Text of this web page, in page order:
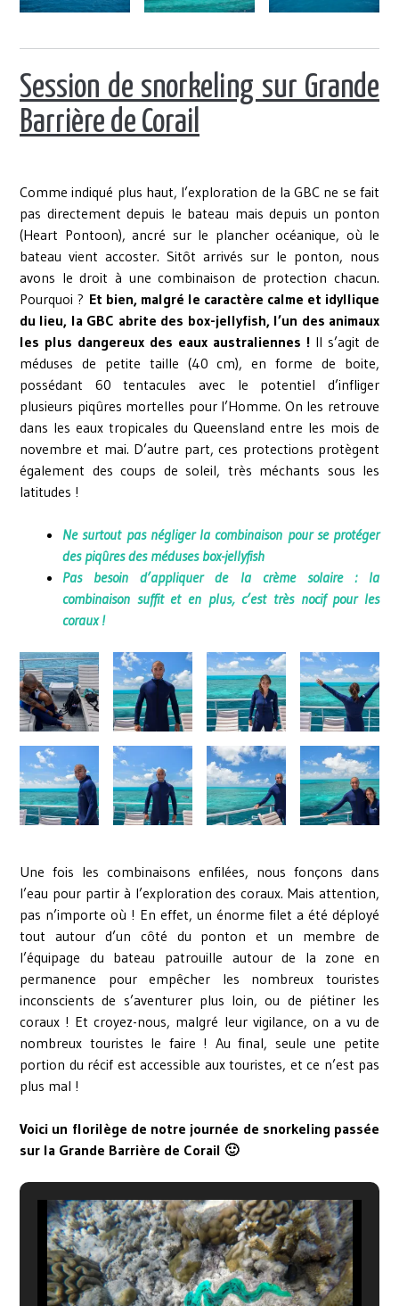
Session de snorkeling sur Grande
Barrière de Corail
Comme indiqué plus haut, l’exploration de la GBC ne se fait
pas directement depuis le bateau mais depuis un ponton
(Heart Pontoon), ancré sur le plancher océanique, où le
bateau vient accoster. Sitôt arrivés sur le ponton, nous
avons le droit à une combinaison de protection chacun.
Pourquoi ? Et bien, malgré le caractère calme et idyllique
du lieu, la GBC abrite des box-jellyfish, l’un des animaux
les plus dangereux des eaux australiennes ! Il s’agit de
méduses de petite taille (40 cm), en forme de boite,
possédant 60 tentacules avec le potentiel d’infliger
plusieurs piqûres mortelles pour l’Homme. On les retrouve
dans les eaux tropicales du Queensland entre les mois de
novembre et mai. D’autre part, ces protections protègent
également des coups de soleil, très méchants sous les
latitudes !
Ne surtout pas négliger la combinaison pour se protéger
des piqûres des méduses box-jellyfish
Pas besoin d’appliquer de la crème solaire : la
combinaison suffit et en plus, c’est très nocif pour les
coraux !
Une fois les combinaisons enfilées, nous fonçons dans
l’eau pour partir à l’exploration des coraux. Mais attention,
pas n’importe où ! En effet, un énorme filet a été déployé
tout autour d’un côté du ponton et un membre de
l’équipage du bateau patrouille autour de la zone en
permanence pour empêcher les nombreux touristes
inconscients de s’aventurer plus loin, ou de piétiner les
coraux ! Et croyez-nous, malgré leur vigilance, on a vu de
nombreux touristes le faire ! Au final, seule une petite
portion du récif est accessible aux touristes, et ce n’est pas
plus mal !
Voici un florilège de notre journée de snorkeling passée
sur la Grande Barrière de Corail 🙂